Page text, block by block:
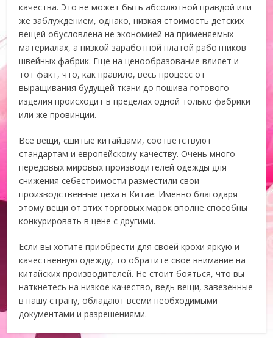
качества. Это не может быть абсолютной правдой или
же заблуждением, однако, низкая стоимость детских
вещей обусловлена не экономией на применяемых
материалах, а низкой заработной платой работников
швейных фабрик. Еще на ценообразование влияет и
тот факт, что, как правило, весь процесс от
выращивания будущей ткани до пошива готового
изделия происходит в пределах одной только фабрики
или же провинции.
Все вещи, сшитые китайцами, соответствуют
стандартам и европейскому качеству. Очень много
передовых мировых производителей одежды для
снижения себестоимости разместили свои
производственные цеха в Китае. Именно благодаря
этому вещи от этих торговых марок вполне способны
конкурировать в цене с другими.
Если вы хотите приобрести для своей крохи яркую и
качественную одежду, то обратите свое внимание на
китайских производителей. Не стоит бояться, что вы
наткнетесь на низкое качество, ведь вещи, завезенные
в нашу страну, обладают всеми необходимыми
документами и разрешениями.